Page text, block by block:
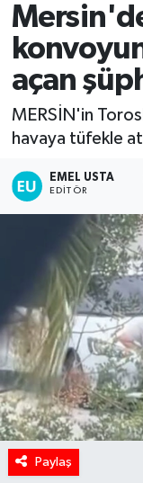
açan
MERSİN'in
havaya tüfekle
EMEL USTA
EDITÖR
Paylaş